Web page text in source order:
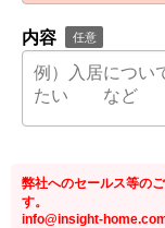
内容 任意
弊社へのセールス等の
す。
info@insight-